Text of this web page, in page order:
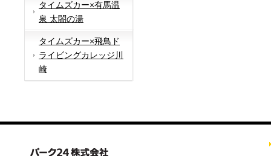
タイムズカー×有馬温
泉 太閤の湯
タイムズカー×飛鳥ド
ライビングカレッジ川
崎